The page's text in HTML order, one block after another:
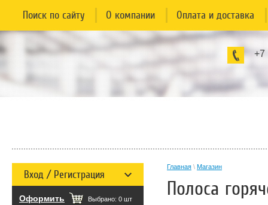
+7
Поиск по сайту О компании Оплата и доставка
Главная \ Магазин
Полоса
Вход / Регистрация
Оформить Выбрано: 0 шт